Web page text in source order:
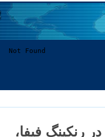
رنکينگ فيفا،